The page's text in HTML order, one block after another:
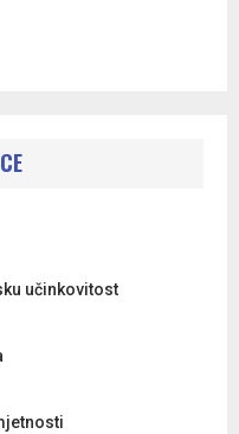
učinkovitost